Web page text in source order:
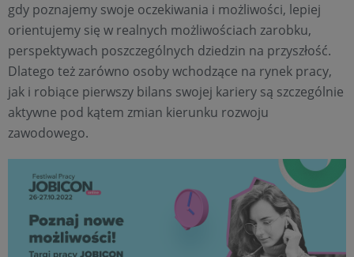
gdy poznajemy swoje oczekiwania i możliwości, lepiej
orientujemy się w realnych możliwościach zarobku,
perspektywach poszczególnych dziedzin na przyszłość.
Dlatego też zarówno osoby wchodzące na rynek pracy,
jak i robiące pierwszy bilans swojej kariery są szczególnie
aktywne pod kątem zmian kierunku rozwoju
zawodowego.